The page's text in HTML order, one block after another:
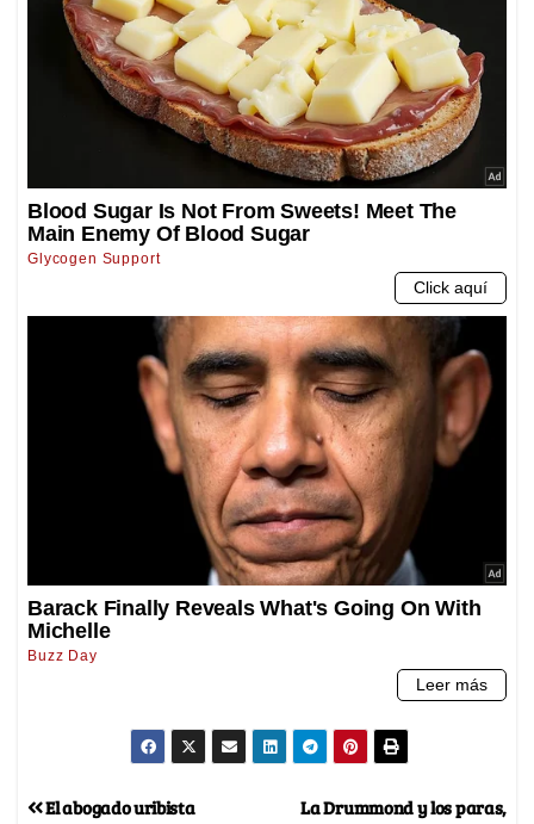
La Drummond y los paras,
El abogado uribista